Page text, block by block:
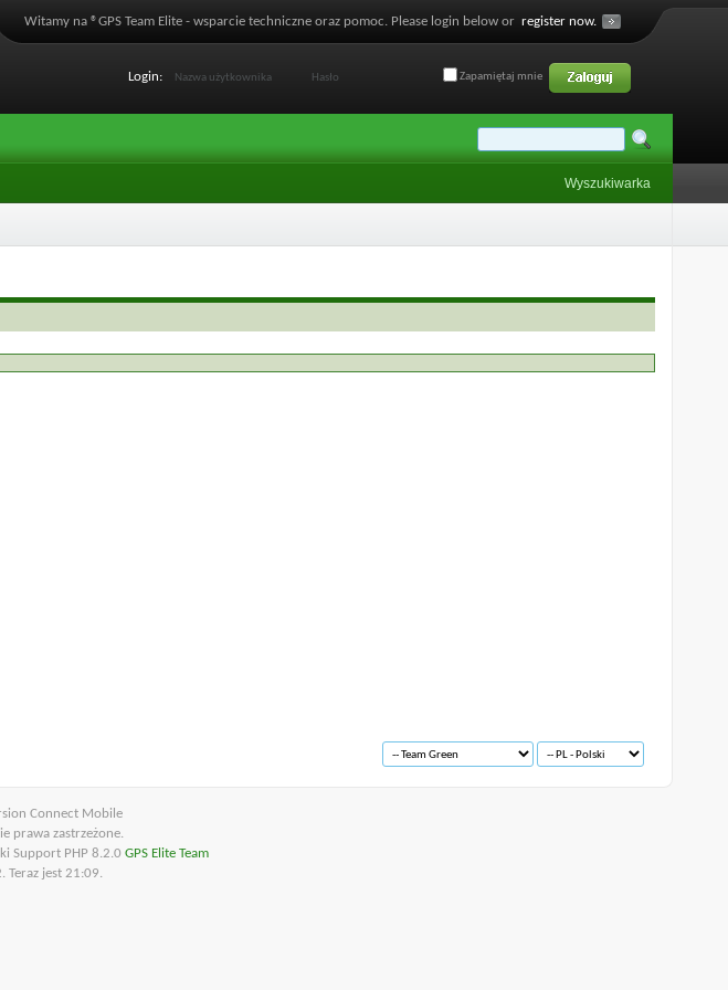
Witamy na ®GPS Team Elite - wsparcie techniczne oraz pomoc. Please login below or register now.
Login: Zapamiętaj mnie
Wyszukiwarka
Connect Mobile
prawa zastrzeżone.
Support PHP 8.2.0 GPS Elite Team
Teraz jest 21:09.